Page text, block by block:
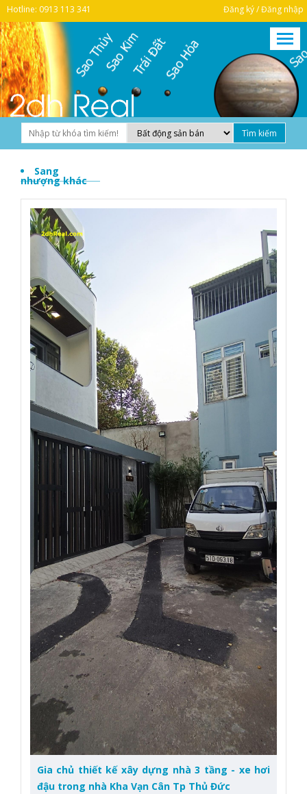
Hotline: 0913 113 341 Đăng ký / Đăng nhập
Sang
nhượng khác
Gia chủ thiết kế xây dựng nhà 3 tầng - xe hơi
đậu trong nhà Kha Vạn Cân Tp Thủ Đức